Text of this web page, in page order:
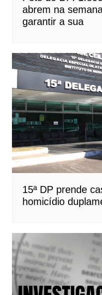
abrem na
garantir a sua
15ª DP prende
homicídio